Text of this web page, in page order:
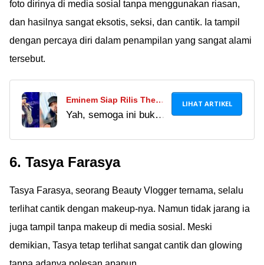
foto dirinya di media sosial tanpa menggunakan riasan,
dan hasilnya sangat eksotis, seksi, dan cantik. Ia tampil
dengan percaya diri dalam penampilan yang sangat alami
tersebut.
Eminem Siap Rilis The
Death of Slim Shady
Terakhir Sang Rapper
Yah, semoga ini bukan
Eminem berkarya
deh sama mukanya,
awet muda banget!
LIHAT ARTIKEL
6. Tasya Farasya
Tasya Farasya, seorang Beauty Vlogger ternama, selalu
terlihat cantik dengan makeup-nya. Namun tidak jarang ia
juga tampil tanpa makeup di media sosial. Meski
demikian, Tasya tetap terlihat sangat cantik dan glowing